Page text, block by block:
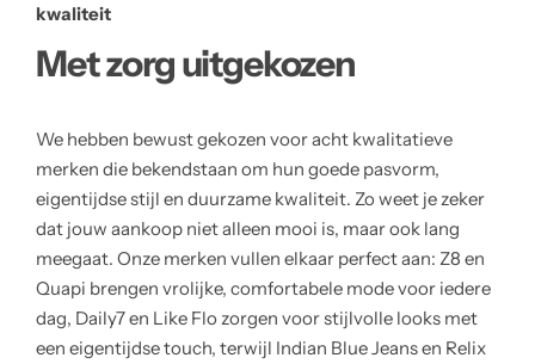
kwaliteit
Met zorg uitgekozen
We hebben bewust gekozen voor acht kwalitatieve
merken die bekendstaan om hun goede pasvorm,
eigentijdse stijl en duurzame kwaliteit. Zo weet je zeker
dat jouw aankoop niet alleen mooi is, maar ook lang
meegaat. Onze merken vullen elkaar perfect aan: Z8 en
Quapi brengen vrolijke, comfortabele mode voor iedere
dag, Daily7 en Like Flo zorgen voor stijlvolle looks met
een eigentijdse touch, terwijl Indian Blue Jeans en Relix